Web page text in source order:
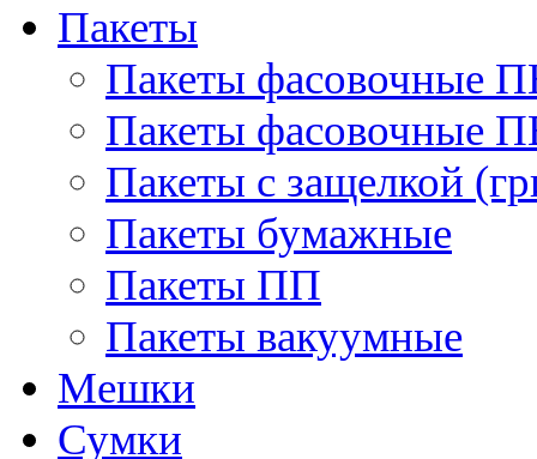
Пакеты
Пакеты фасовочные
Пакеты фасовочные
Пакеты с защелкой
Пакеты бумажные
Пакеты ПП
Пакеты вакуумные
Мешки
Сумки